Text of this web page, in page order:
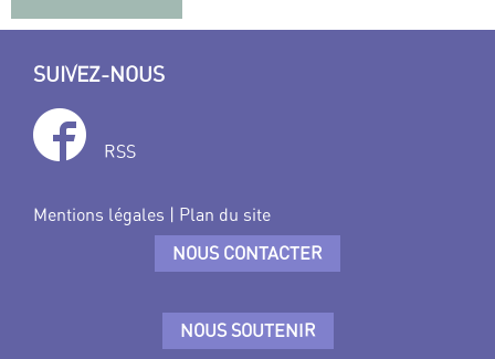
SUIVEZ-NOUS
RSS
Mentions légales | Plan du site
NOUS CONTACTER
NOUS SOUTENIR